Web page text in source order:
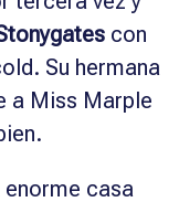
con
Su hermana
a Miss Marple
casa